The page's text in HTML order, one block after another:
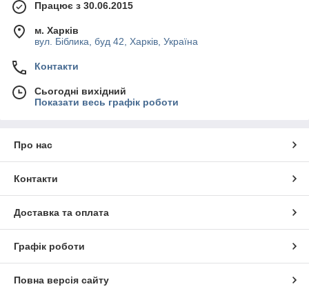
Працює з 30.06.2015
м. Харків
вул. Біблика, буд 42, Харків, Україна
Контакти
Сьогодні вихідний
Показати весь графік роботи
Про нас
Контакти
Доставка та оплата
Графік роботи
Повна версія сайту